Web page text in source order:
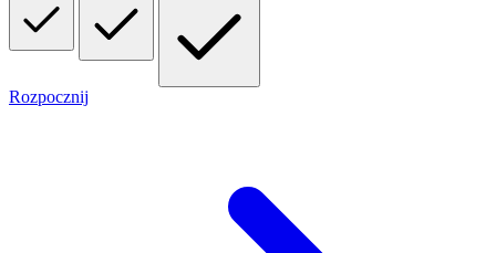
Rozpocznij